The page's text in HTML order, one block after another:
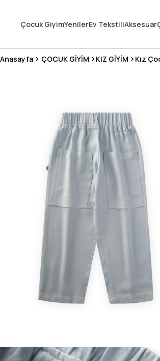
3 MİLYONDAN FAZLA MUTLU MÜŞTERİ ❤️ 10
Çocuk GiyimYenilerEv TekstiliAksesuar
Anasayfa ÇOCUK GİYİM KIZ GİYİM Kız